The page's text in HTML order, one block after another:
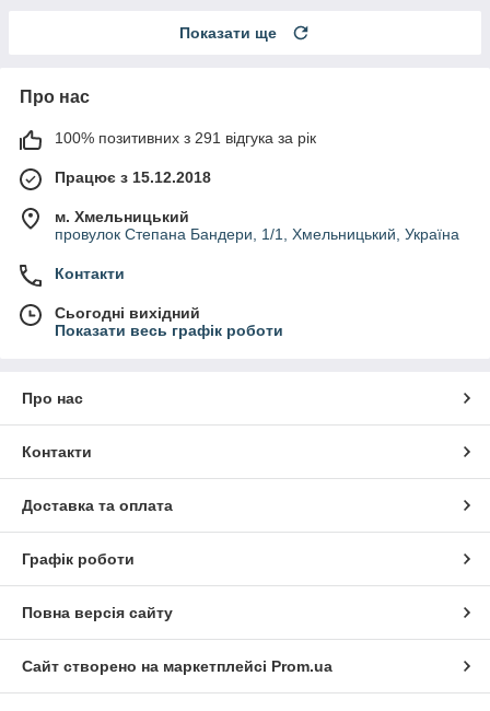
Показати ще
Про нас
100% позитивних з 291 відгука за рік
Працює з 15.12.2018
м. Хмельницький
провулок Степана Бандери, 1/1, Хмельницький, Україна
Контакти
Сьогодні вихідний
Показати весь графік роботи
Про нас
Контакти
Доставка та оплата
Графік роботи
Повна версія сайту
Сайт створено на маркетплейсі Prom.ua